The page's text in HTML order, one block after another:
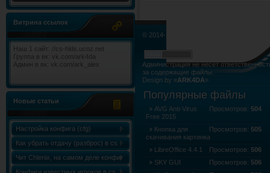
Витрина ссылок
Наш 1 сайт: //cs-hlds.ucoz.net
Группа в вк: vk.com/ark4da
Админ в вк: vk.com/ark_alex
Новые статьи
Настройка конфига (cfg)
Как убрать отдачу (разброс) в cs
1.6
Чит Chlenix, на самом деле конфиг
Chlenix.cfg, для knife!
© 2014-2015. Все права не нарушены.
Администрация не несёт
за содержащие файлы.
Design by «ARK4DA»
Популярные файлы
Просмотров: 504
AVG Anti-Virus
Free 2015
Просмотров: 505
Кнопка для
скачивания картинка
Просмотров: 506
LibreOffice 4.4.1
Просмотров: 506
SKY GUI